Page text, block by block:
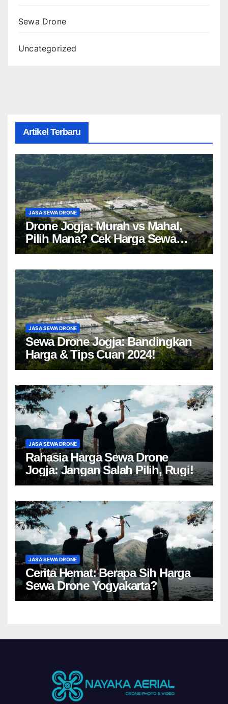
Sewa Drone
Uncategorized
Artikel Terbaru
JASA SEWA DRONE
Drone Jogja: Murah vs Mahal,
Pilih Mana? Cek Harga Sewa
Drone Yogyakarta!
JASA SEWA DRONE
Sewa Drone Jogja: Bandingkan
Harga & Tips Cuan 2024!
JASA SEWA DRONE
Rahasia Harga Sewa Drone
Jogja: Jangan Salah Pilih, Rugi!
JASA SEWA DRONE
Cerita Hemat: Berapa Sih Harga
Sewa Drone Yogyakarta?